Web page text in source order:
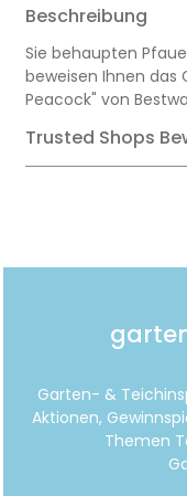
Beschreibung
Sie behaupten
beweisen Ihnen das
Peacock" von
Trusted Shops
Garten- &
Aktionen,
Themen